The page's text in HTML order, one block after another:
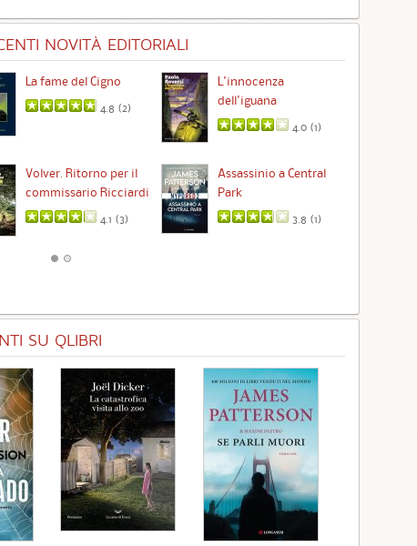
NOVITÀ EDITORIALI
La fame del Cigno
4.8 (2)
L'innocenza
dell'iguana
4.0 (1)
Volver. Ritorno per il
commissario Ricciardi
4.1 (3)
Assassinio a Central
Park
3.8 (1)
SU QLIBRI